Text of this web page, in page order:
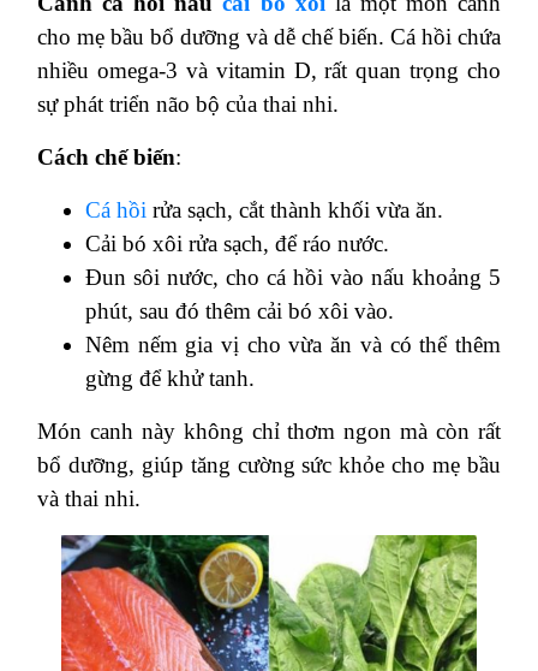
cho mẹ bầu bổ dưỡng và dễ chế biến. Cá hồi chứa
nhiều omega-3 và vitamin D, rất quan trọng cho
sự phát triển não bộ của thai nhi.
Cách chế biến:
Cá hồi rửa sạch, cắt thành khối vừa ăn.
Cải bó xôi rửa sạch, để ráo nước.
Đun sôi nước, cho cá hồi vào nấu khoảng 5
phút, sau đó thêm cải bó xôi vào.
Nêm nếm gia vị cho vừa ăn và có thể thêm
gừng để khử tanh.
Món canh này không chỉ thơm ngon mà còn rất
bổ dưỡng, giúp tăng cường sức khỏe cho mẹ bầu
và thai nhi.